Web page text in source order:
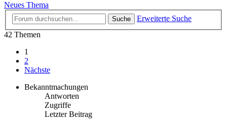
Neues Thema
Suche
Erweiterte Suche
42 Themen
1
2
Nächste
Bekanntmachungen
Antworten
Zugriffe
Letzter Beitrag